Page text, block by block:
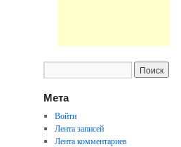
Мета
Войти
Лента записей
Лента комментариев